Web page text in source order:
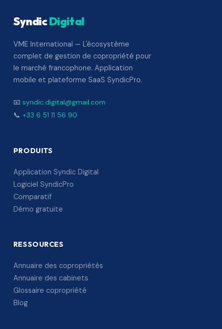
SyndicDigital
VME International — L'écosystème
complet de gestion de copropriété pour
le marché francophone. Application
mobile et plateforme SaaS SyndicPro.
📧 syndic.digital@gmail.com
📞 +33 6 51 11 56 90
PRODUITS
Application Syndic Digital
Logiciel SyndicPro
Comparatif
Démo gratuite
RESSOURCES
Annuaire des copropriétés
Annuaire des cabinets
Glossaire copropriété
Blog